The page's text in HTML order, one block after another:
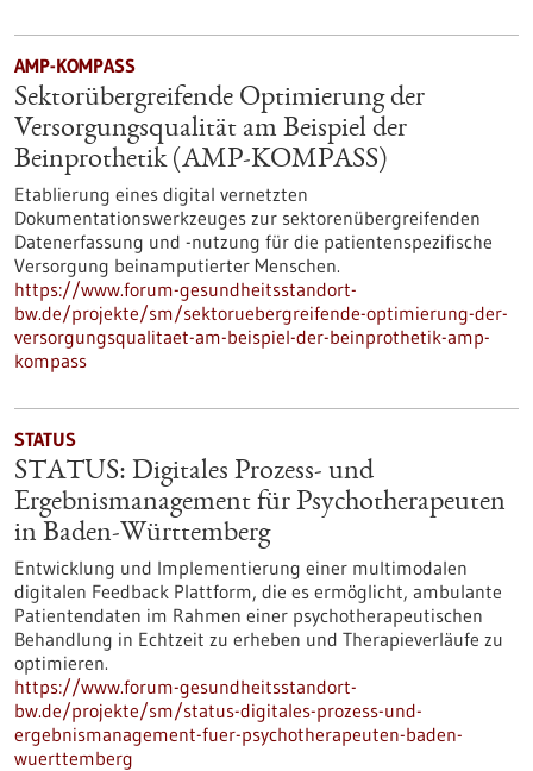
AMP-KOMPASS
Sektorübergreifende Optimierung der
Versorgungsqualität am Beispiel der
Beinprothetik (AMP-KOMPASS)
Etablierung eines digital vernetzten
Dokumentationswerkzeuges zur sektorenübergreifenden
Datenerfassung und -nutzung für die patientenspezifische
Versorgung beinamputierter Menschen.
https://www.forum-gesundheitsstandort-
bw.de/projekte/sm/sektoruebergreifende-optimierung-der-
versorgungsqualitaet-am-beispiel-der-beinprothetik-amp-
kompass
STATUS
STATUS: Digitales Prozess- und
Ergebnismanagement für Psychotherapeuten
in Baden-Württemberg
Entwicklung und Implementierung einer multimodalen
digitalen Feedback Plattform, die es ermöglicht, ambulante
Patientendaten im Rahmen einer psychotherapeutischen
Behandlung in Echtzeit zu erheben und Therapieverläufe zu
optimieren.
https://www.forum-gesundheitsstandort-
bw.de/projekte/sm/status-digitales-prozess-und-
ergebnismanagement-fuer-psychotherapeuten-baden-
wuerttemberg